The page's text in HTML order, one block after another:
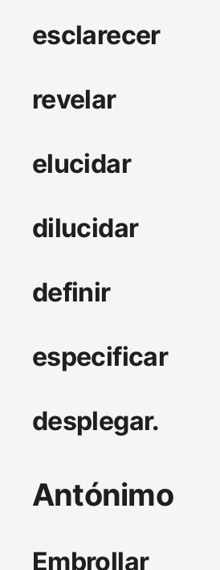
esclarecer
revelar
elucidar
dilucidar
definir
especificar
desplegar.
Antónimo
Embrollar